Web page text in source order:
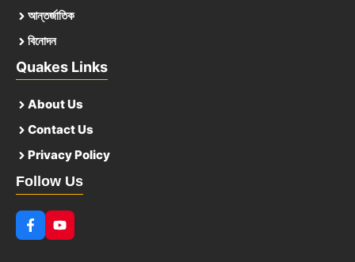
আন্তর্জাতিক
বিনোদন
Quakes Links
About Us
Contact Us
Privacy Policy
Follow Us